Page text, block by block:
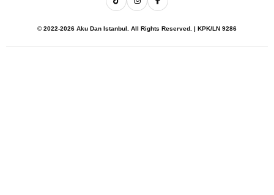
© 2022-2026 Aku Dan Istanbul. All Rights Reserved. | KPK/LN 9286